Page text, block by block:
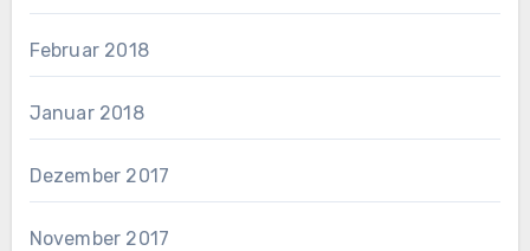
Februar 2018
Januar 2018
Dezember 2017
November 2017